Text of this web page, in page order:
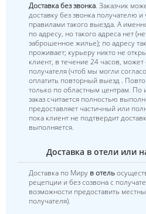
Доставка без звонка. Заказчик
доставку без звонка получателю
правилами такого выезда. А
по адресу, но такого адреса нет
заброшенное жилье); по адресу
проживает; курьеру никто не
клиент, в течение 24 часов,
получателя (чтоб мы могли
оплатить повторный выезд .
только по областным центрам. По
заказ считается полностью
предоставляет частичный или
пока клиент не подтвердит
выполняется.
Доставка в отели или
Доставка по Миру в отель
рецепции и без созвона с
возможности предоставить
получателя).